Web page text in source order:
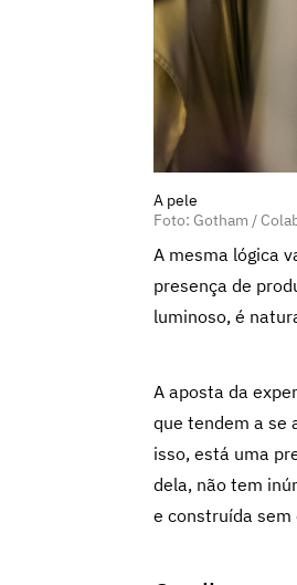
A pele
Foto: Gotham /
A mesma lógica
presença de
luminoso, é
A aposta da
que tendem a se
isso, está uma
dela, não tem
e construída sem